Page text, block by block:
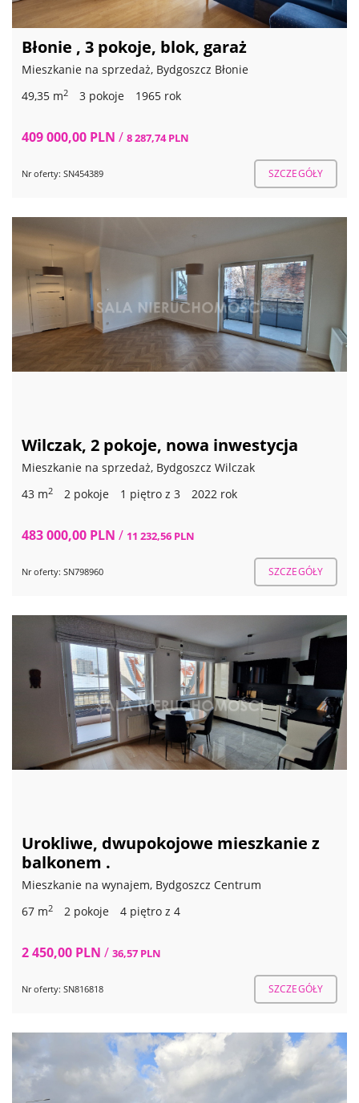
Błonie , 3 pokoje, blok, garaż
Mieszkanie na sprzedaż, Bydgoszcz Błonie
49,35 m2 3 pokoje 1965 rok
409 000,00 PLN / 8 287,74 PLN
Nr oferty: SN454389 SZCZEGÓŁY
Wilczak, 2 pokoje, nowa inwestycja
Mieszkanie na sprzedaż, Bydgoszcz Wilczak
43 m2 2 pokoje 1 piętro z 3 2022 rok
483 000,00 PLN / 11 232,56 PLN
Nr oferty: SN798960 SZCZEGÓŁY
Urokliwe, dwupokojowe mieszkanie z
balkonem .
Mieszkanie na wynajem, Bydgoszcz Centrum
67 m2 2 pokoje 4 piętro z 4
2 450,00 PLN / 36,57 PLN
Nr oferty: SN816818 SZCZEGÓŁY